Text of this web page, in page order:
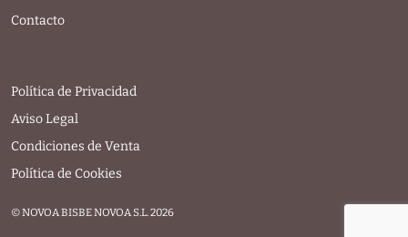
Contacto
Política de Privacidad
Aviso Legal
Condiciones de Venta
Política de Cookies
© NOVOA BISBE NOVOA S.L. 2026